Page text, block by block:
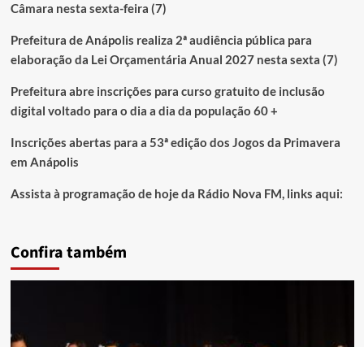
Câmara nesta sexta-feira (7)
Prefeitura de Anápolis realiza 2ª audiência pública para
elaboração da Lei Orçamentária Anual 2027 nesta sexta (7)
Prefeitura abre inscrições para curso gratuito de inclusão
digital voltado para o dia a dia da população 60 +
Inscrições abertas para a 53ª edição dos Jogos da Primavera
em Anápolis
Assista à programação de hoje da Rádio Nova FM, links aqui:
Confira também